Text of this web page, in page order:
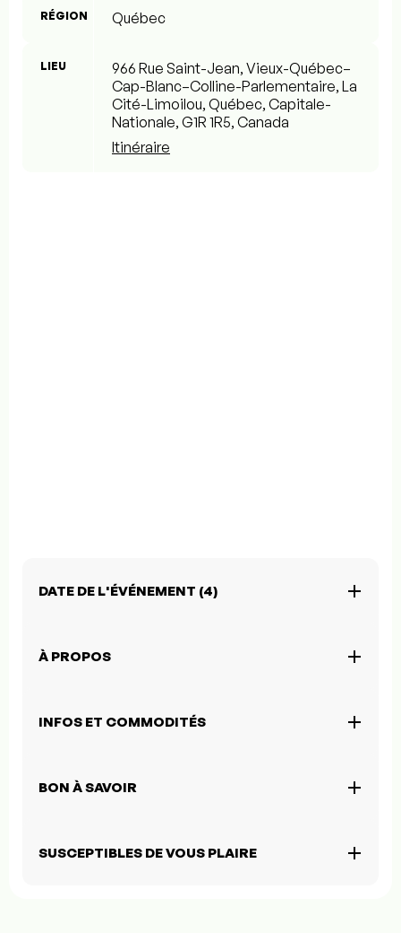
RÉGION Québec
LIEU
966 Rue Saint-Jean, Vieux-Québec–
Cap-Blanc–Colline-Parlementaire, La
Cité-Limoilou, Québec, Capitale-
Nationale, G1R 1R5, Canada
Itinéraire
DATE DE L'ÉVÉNEMENT (4)
À PROPOS
INFOS ET COMMODITÉS
BON À SAVOIR
SUSCEPTIBLES DE VOUS PLAIRE